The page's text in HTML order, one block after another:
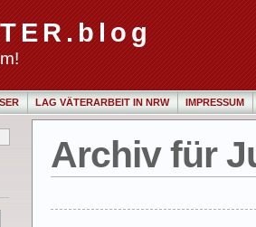
LAG VÄTERARBEIT IN NRW IMPRESSUM
Archiv für